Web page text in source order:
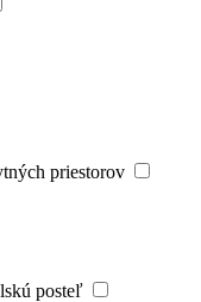
priestorov
posteľ